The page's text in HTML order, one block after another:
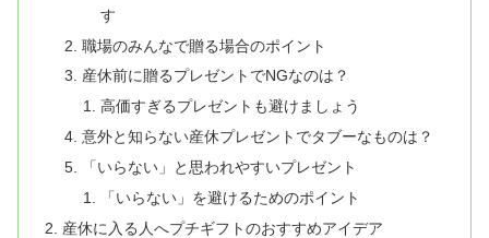
す
職場のみんなで贈る場合のポイント
産休前に贈るプレゼントでNGなのは？
高価すぎるプレゼントも避けましょう
意外と知らない産休プレゼントでタブーなものは？
「いらない」と思われやすいプレゼント
「いらない」を避けるためのポイント
産休に入る人へプチギフトのおすすめアイデア